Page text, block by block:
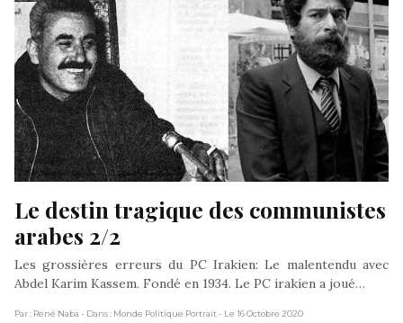
Le destin tragique des communistes
arabes 2/2
Les grossières erreurs du PC Irakien: Le malentendu avec
Abdel Karim Kassem. Fondé en 1934. Le PC irakien a joué…
Par : René Naba - Dans : Monde Politique Portrait- Le 16 Octobre 2020